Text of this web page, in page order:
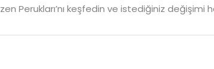
Perukları’nı keşfedin ve istediğiniz değişimi